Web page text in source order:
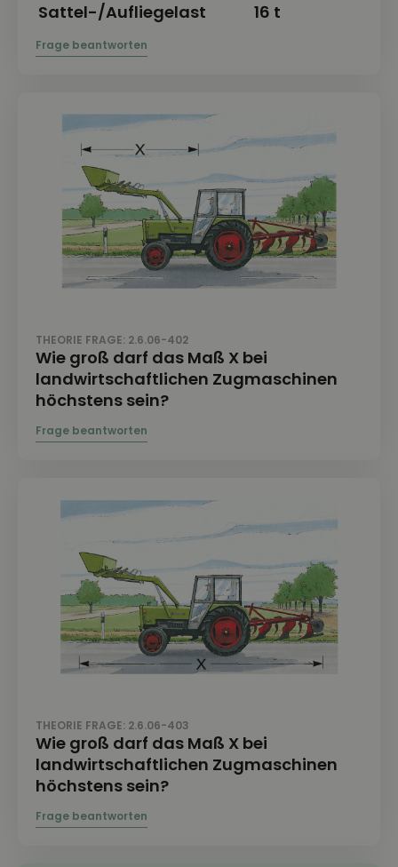
Sattel-/Aufliegelast
16 t
THEORIE FRAGE: 2.6.06-402
Wie groß darf das Maß X bei
landwirtschaftlichen Zugmaschinen
höchstens sein?
THEORIE FRAGE: 2.6.06-403
Wie groß darf das Maß X bei
landwirtschaftlichen Zugmaschinen
höchstens sein?